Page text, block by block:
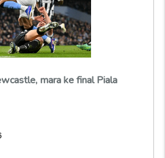
mara ke final Piala